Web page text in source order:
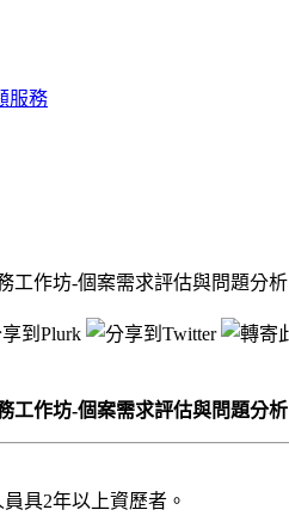
服務
工作坊-個案需求評估與問題分析
工作坊-個案需求評估與問題分析
具2年以上資歷者。